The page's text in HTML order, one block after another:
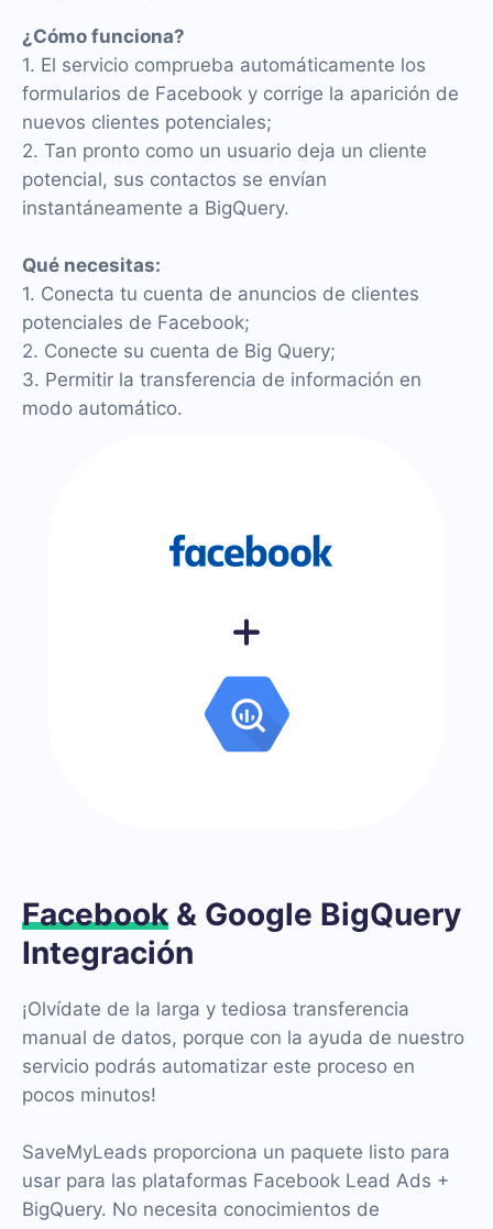
¿Cómo funciona?
1. El servicio comprueba automáticamente los
formularios de Facebook y corrige la aparición de
nuevos clientes potenciales;
2. Tan pronto como un usuario deja un cliente
potencial, sus contactos se envían
instantáneamente a BigQuery.
Qué necesitas:
1. Conecta tu cuenta de anuncios de clientes
potenciales de Facebook;
2. Conecte su cuenta de Big Query;
3. Permitir la transferencia de información en
modo automático.
Facebook & Google BigQuery
Integración
¡Olvídate de la larga y tediosa transferencia
manual de datos, porque con la ayuda de nuestro
servicio podrás automatizar este proceso en
pocos minutos!
SaveMyLeads proporciona un paquete listo para
usar para las plataformas Facebook Lead Ads +
BigQuery. No necesita conocimientos de